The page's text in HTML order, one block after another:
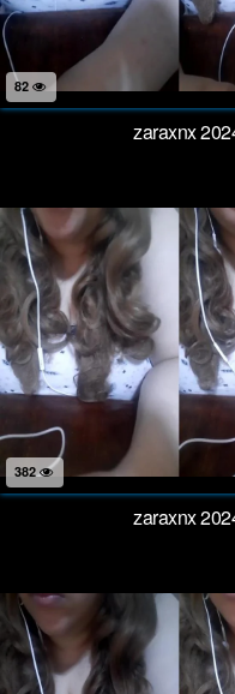
zaraxnx
382
zaraxnx